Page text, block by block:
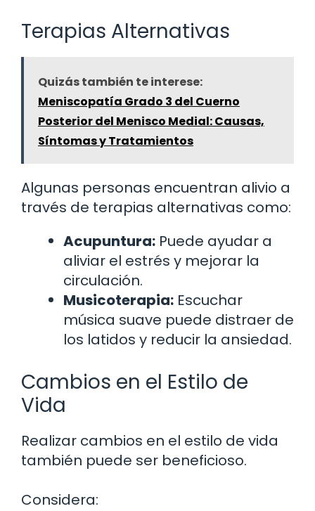
Terapias Alternativas
Quizás también te interese:
Meniscopatía Grado 3 del Cuerno
Posterior del Menisco Medial: Causas,
Síntomas y Tratamientos
Algunas personas encuentran alivio a
través de terapias alternativas como:
Acupuntura: Puede ayudar a
aliviar el estrés y mejorar la
circulación.
Musicoterapia: Escuchar
música suave puede distraer de
los latidos y reducir la ansiedad.
Cambios en el Estilo de
Vida
Realizar cambios en el estilo de vida
también puede ser beneficioso.
Considera: